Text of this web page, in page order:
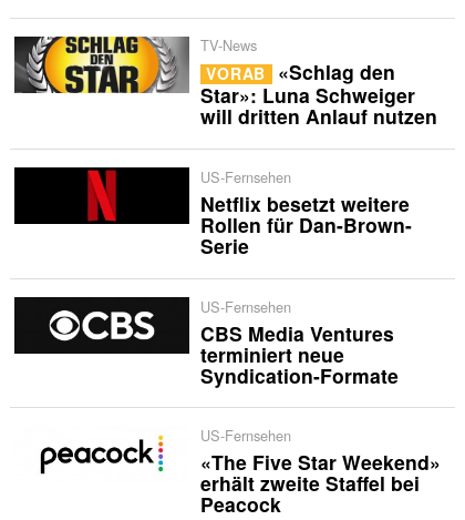
TV-News
VORAB «Schlag den
Star»: Luna Schweiger
will dritten Anlauf nutzen
US-Fernsehen
Netflix besetzt weitere
Rollen für Dan-Brown-
Serie
US-Fernsehen
CBS Media Ventures
terminiert neue
Syndication-Formate
US-Fernsehen
«The Five Star Weekend»
erhält zweite Staffel bei
Peacock